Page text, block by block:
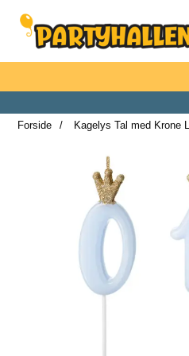
Startside for Partyhallen AB
Forside
Kagelys Tal med Krone